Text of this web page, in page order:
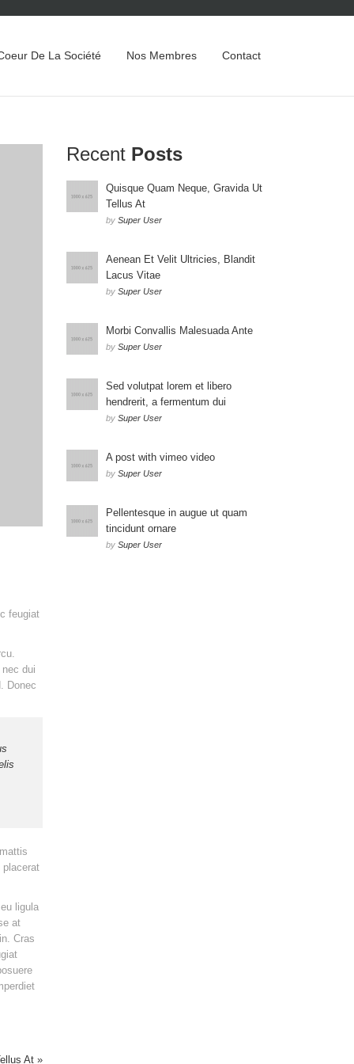
De La Société Nos Membres Contact
feugiat
dui
Donec
ligula
at
Cras
At »
Recent Posts
Quisque Quam Neque, Gravida Ut
Tellus At
by Super User
Aenean Et Velit Ultricies, Blandit
Lacus Vitae
by Super User
Morbi Convallis Malesuada Ante
by Super User
Sed volutpat lorem et libero
hendrerit, a fermentum dui
by Super User
A post with vimeo video
by Super User
Pellentesque in augue ut quam
tincidunt ornare
by Super User